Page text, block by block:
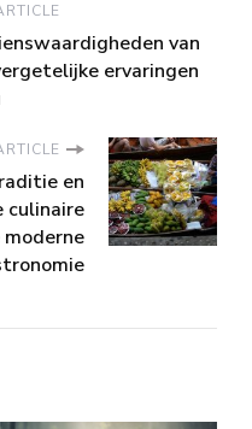
van
ervaringen
en
culinaire